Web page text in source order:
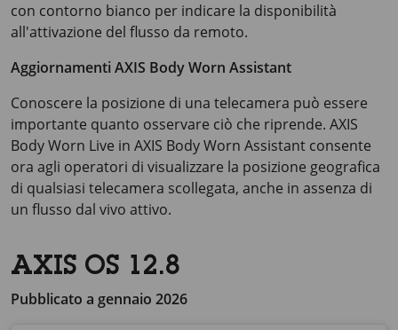
con contorno bianco per indicare la disponibilità
all'attivazione del flusso da remoto.
Aggiornamenti AXIS Body Worn Assistant
Conoscere la posizione di una telecamera può essere
importante quanto osservare ciò che riprende. AXIS
BodyWorn Live in AXIS BodyWorn Assistant consente
ora agli operatori di visualizzare la posizione geografica
di qualsiasi telecamera scollegata, anche in assenza di
un flusso dal vivo attivo.
AXIS OS 12.8
Pubblicato a gennaio 2026